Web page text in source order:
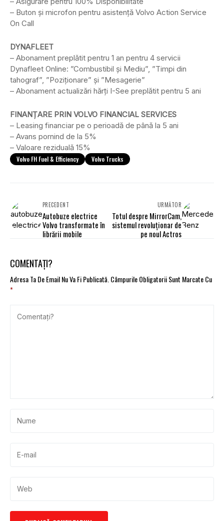
– Buton și microfon pentru asistență Volvo Action Service
On Call
DYNAFLEET
– Abonament preplătit pentru 1 an pentru 4 servicii
Dynafleet Online: ”Combustibil și Mediu”, ”Timpi din
tahograf”, ”Poziționare” și ”Mesagerie”
– Abonament actualizări hărți I-See preplătit pentru 5 ani
FINANȚARE PRIN VOLVO FINANCIAL SERVICES
– Leasing financiar pe o perioadă de până la 5 ani
– Avans pornind de la 5%
– Valoare reziduală 15%
Volvo FH Fuel & Efficiency Volvo Trucks
PRECEDENT
Autobuze electrice
Volvo transformate în
librării mobile
URMĂTOR
Totul despre MirrorCam,
sistemul revoluționar de
pe noul Actros
COMENTAȚI?
Adresa Ta De Email Nu Va Fi Publicată. Câmpurile Obligatorii Sunt Marcate Cu
*